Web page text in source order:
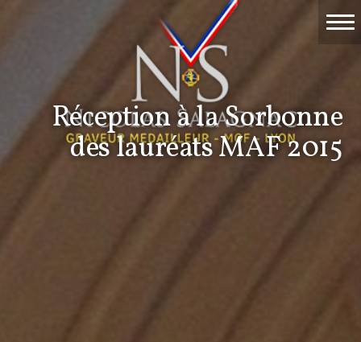
Réception à la Sorbonne
des lauréats MAF 2015
Accueil
Travaux
Événements
Nicolas Salagnac
La Gravure